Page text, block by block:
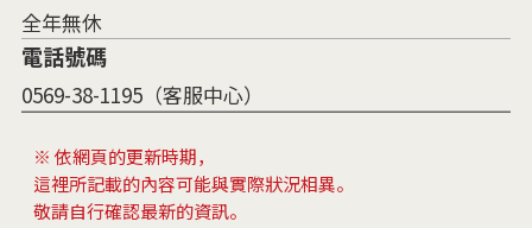
全年無休
電話號碼
0569-38-1195（客服中心）
※ 依網頁的更新時期，
這裡所記載的內容可能與實際狀況相異。
敬請自行確認最新的資訊。